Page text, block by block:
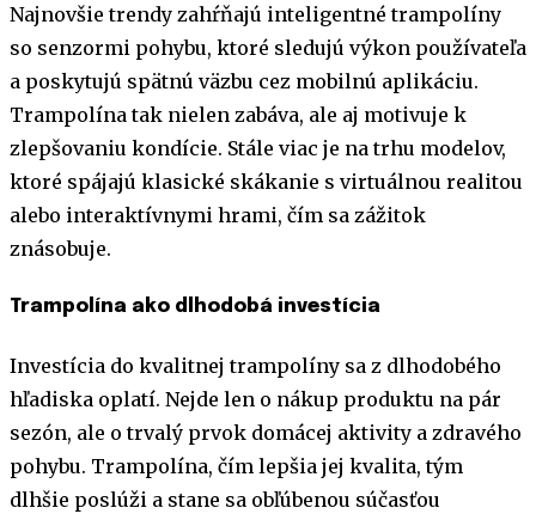
Najnovšie trendy zahŕňajú inteligentné trampolíny
so senzormi pohybu, ktoré sledujú výkon používateľa
a poskytujú spätnú väzbu cez mobilnú aplikáciu.
Trampolína tak nielen zabáva, ale aj motivuje k
zlepšovaniu kondície. Stále viac je na trhu modelov,
ktoré spájajú klasické skákanie s virtuálnou realitou
alebo interaktívnymi hrami, čím sa zážitok
znásobuje.
Trampolína ako dlhodobá investícia
Investícia do kvalitnej trampolíny sa z dlhodobého
hľadiska oplatí. Nejde len o nákup produktu na pár
sezón, ale o trvalý prvok domácej aktivity a zdravého
pohybu. Trampolína, čím lepšia jej kvalita, tým
dlhšie poslúži a stane sa obľúbenou súčasťou